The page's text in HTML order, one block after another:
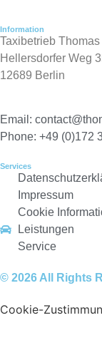
Information
Taxibetrieb Thomas
Hellersdorfer Weg
12689 Berlin
Email:
Phone: +49 (0)172
Services
Impressum
Cookie
Leistungen
Service
© 2026 All Rights
Cookie-